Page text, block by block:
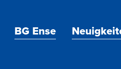
Home
BG Ense